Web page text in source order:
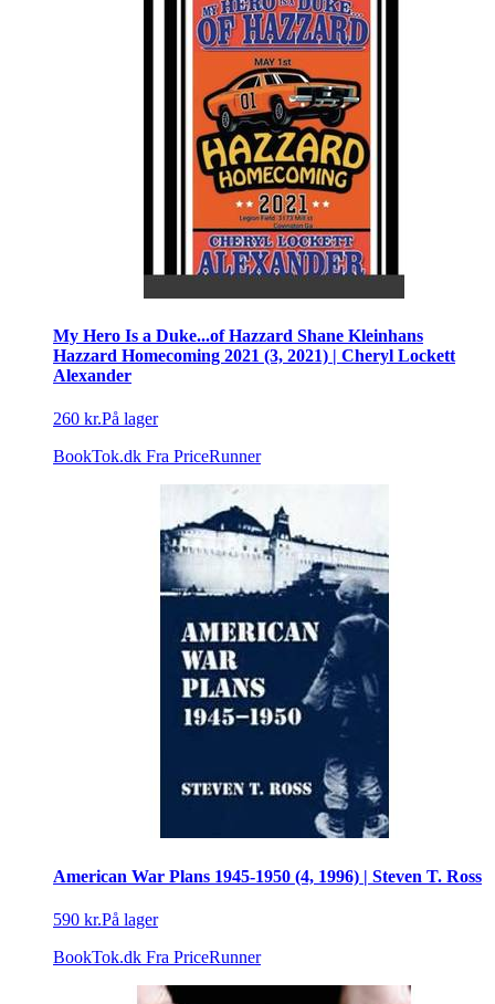
My Hero Is a Duke...of Hazzard Shane Kleinhans
Hazzard Homecoming 2021 (3, 2021) | Cheryl Lockett
Alexander
260 kr.På lager
BookTok.dk Fra PriceRunner
American War Plans 1945-1950 (4, 1996) | Steven T. Ross
590 kr.På lager
BookTok.dk Fra PriceRunner